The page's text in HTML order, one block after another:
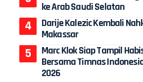
ke Arab Saudi Selatan
Darije Kalezic Kembali
Makassar
Marc Klok Siap Tampil
Bersama Timnas
2026